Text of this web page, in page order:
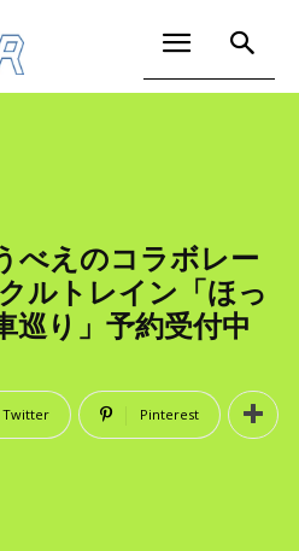
べえのコラボレー
ルトレイン「ほっ
巡り」予約受付中
Twitter Pinterest